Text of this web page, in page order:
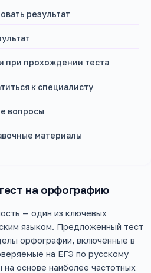
результат
при прохождении теста
к специалисту
вопросы
материалы
на орфографию
— один из ключевых
языком. Предложенный тест
орфографии, включённые в
на ЕГЭ по русскому
на основе наиболее частотных